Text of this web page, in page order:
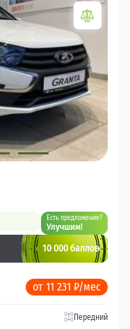
Есть предложение?
Улучшим!
10 000 баллов
от 11 231 ₽/мес
Передний